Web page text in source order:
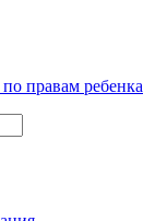
правам ребенка